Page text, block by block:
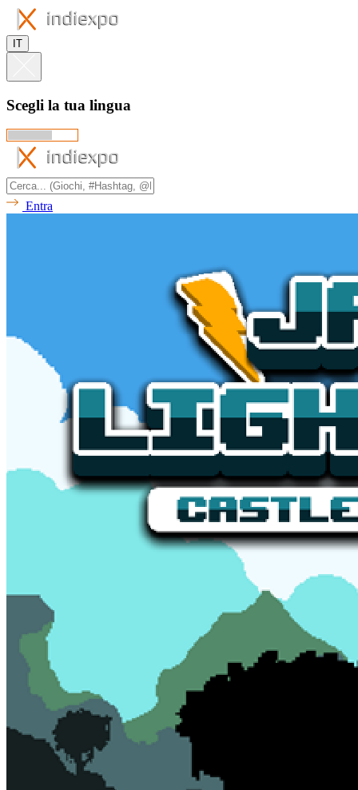
IT
Scegli la tua lingua
Entra